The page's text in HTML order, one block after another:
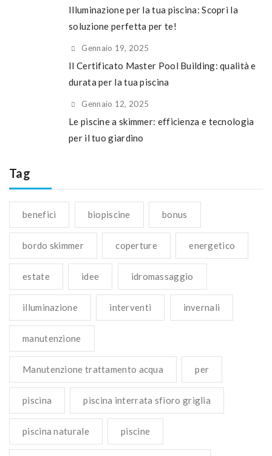
Illuminazione per la tua piscina: Scopri la
soluzione perfetta per te!
Gennaio 19, 2025
Il Certificato Master Pool Building: qualità e
durata per la tua piscina
Gennaio 12, 2025
Le piscine a skimmer: efficienza e tecnologia
per il tuo giardino
Tag
benefici biopiscine bonus
bordo skimmer coperture energetico
estate idee idromassaggio
illuminazione interventi invernali
manutenzione
Manutenzione trattamento acqua per
piscina piscina interrata sfioro griglia
piscina naturale piscine